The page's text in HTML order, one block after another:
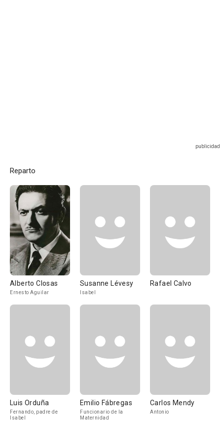
Reparto
Alberto Closas
Ernesto Aguilar
Susanne Lévesy
Isabel
Rafael Calvo
Luis Orduña
Fernando, padre de
Isabel
Emilio Fábregas
Funcionario de la
Maternidad
Carlos Mendy
Antonio